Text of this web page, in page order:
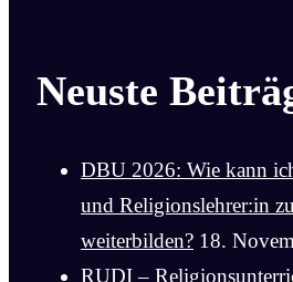
Neuste
DBU 2026: Wie kann
und Religionslehrer:in
weiterbilden? 18.
RUDI –